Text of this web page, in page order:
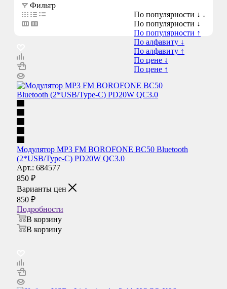
Фильтр
По популярности ↓
По популярности ↓
По популярности ↑
По алфавиту ↓
По алфавиту ↑
По цене ↓
По цене ↑
Модулятор MP3 FM BOROFONE BC50 Bluetooth
(2*USB/Type-C) PD20W QC3.0
Арт.: 684577
850 ₽
Варианты цен
850 ₽
Подробности
В корзину
В корзину